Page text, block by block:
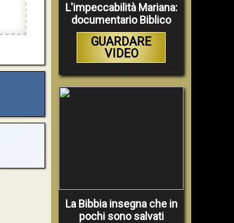
L'impeccabilità Mariana:
documentario Biblico
GUARDARE
VIDEO
La Bibbia insegna che in
pochi sono salvati